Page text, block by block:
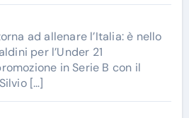
ad allenare l’Italia: è nello
per l’Under 21
in Serie B con il
[…]